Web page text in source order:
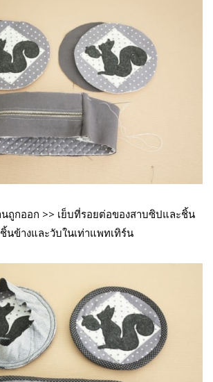
ถูกออก >> เย็บที่รอยต่อของสาบซิปและชิ้น
ข้างและวับในเท่าแพทเทิร์น